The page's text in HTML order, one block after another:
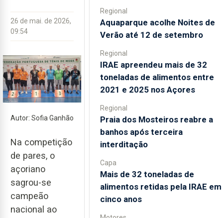
26 de mai. de 2026,
09:54
Autor: Sofia Ganhão
Na competição
de pares, o
açoriano
sagrou-se
campeão
nacional ao
Regional
Aquaparque acolhe Noites de
Verão até 12 de setembro
Regional
IRAE apreendeu mais de 32
toneladas de alimentos entre
2021 e 2025 nos Açores
Regional
Praia dos Mosteiros reabre a
banhos após terceira
interditação
Capa
Mais de 32 toneladas de
alimentos retidas pela IRAE em
cinco anos